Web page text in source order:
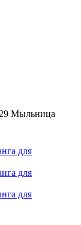
Мыльница